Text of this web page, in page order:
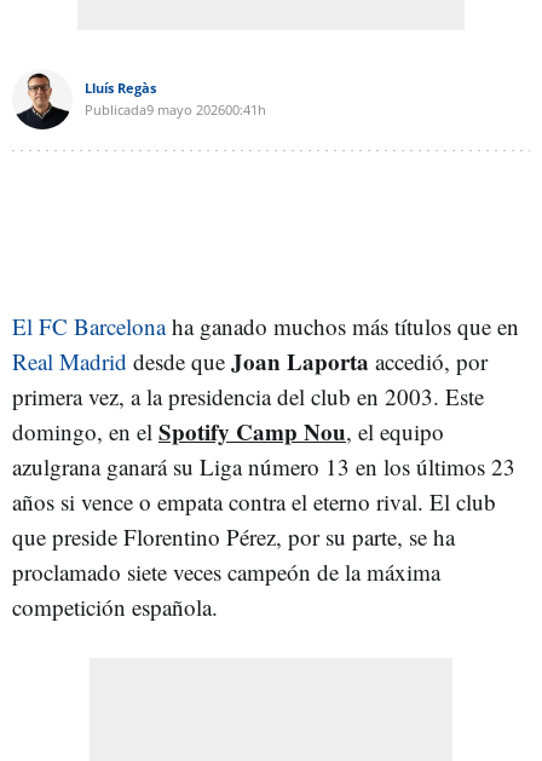
Lluís Regàs
Publicada9 mayo 202600:41h
El FC Barcelonaha ganado muchos más títulos que en
Real Madrid desde que Joan Laporta accedió, por
primera vez, a la presidencia del club en 2003. Este
domingo, en el Spotify Camp Nou, el equipo
azulgrana ganará su Liga número 13 en los últimos 23
años si vence o empata contra el eterno rival. El club
que preside Florentino Pérez, por su parte, se ha
proclamado siete veces campeón de la máxima
competición española.